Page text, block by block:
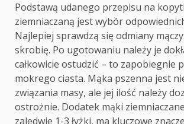
Podstawą udanego przepisu na
ziemniaczaną jest wybór
Najlepiej sprawdzą się odmiany
skrobię. Po ugotowaniu należy je
całkowicie ostudzić – to zapobiegnie
mokrego ciasta. Mąka pszenna jest
związania masy, ale jej ilość należy
ostrożnie. Dodatek mąki
zaledwie 1-3 łyżki, ma kluczowe